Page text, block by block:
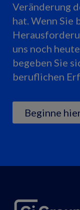
Veränderung
hat. Wenn Sie
uns noch
begeben Sie
beruflichen
Beginne